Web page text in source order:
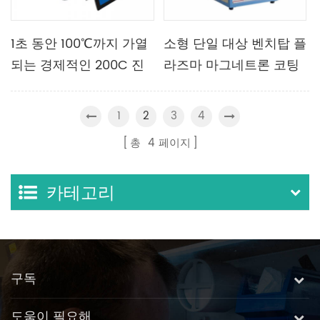
1초 동안 100℃까지 가열
되는 경제적인 200C 진
공 스핀 코팅 기계
소형 단일 대상 벤치탑 플
라즈마 마그네트론 코팅
기 코팅기
1 2 3
4
총 4 페이지
카테고리
구독